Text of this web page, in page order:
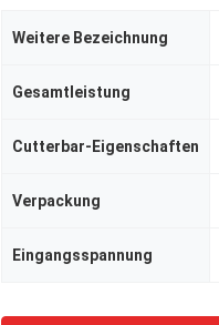
Weitere Bezeichnung
Gesamtleistung
Cutterbar-Eigenschaften
Verpackung
Eingangsspannung